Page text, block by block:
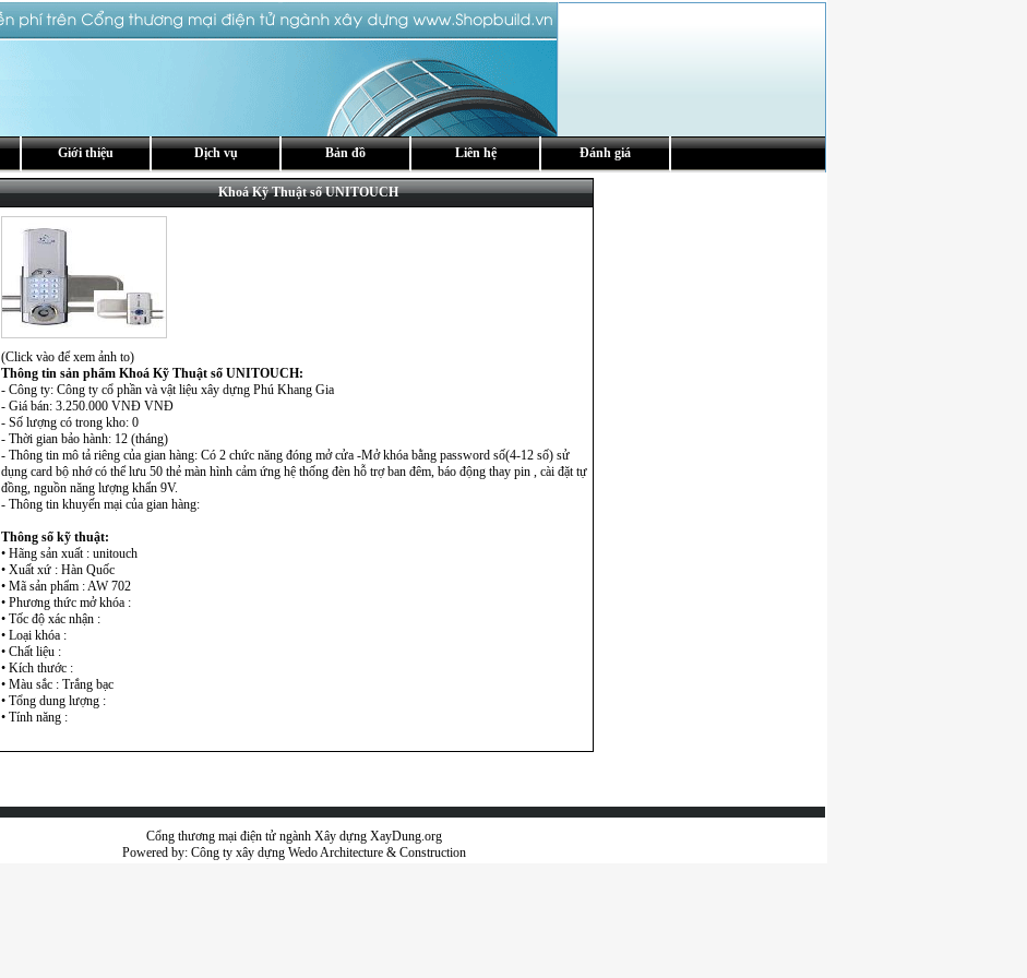
Giới thiệu Dịch vụ Bản đồ Liên hệ Đánh giá
Khoá Kỹ Thuật số UNITOUCH
(Click vào để xem ảnh to)
Thông tin sản phẩm Khoá Kỹ Thuật số UNITOUCH:
- Công ty: Công ty cổ phần và vật liệu xây dựng Phú Khang Gia
- Giá bán: 3.250.000 VNĐ VNĐ
- Số lượng có trong kho: 0
- Thời gian bảo hành: 12 (tháng)
- Thông tin mô tả riêng của gian hàng: Có 2 chức năng đóng mở cửa -Mở khóa bằng password số(4-12 số) sử
dụng card bộ nhớ có thể lưu 50 thẻ màn hình cảm ứng hệ thống đèn hỗ trợ ban đêm, báo động thay pin , cài đặt tự
đồng, nguồn năng lượng khẩn 9V.
- Thông tin khuyến mại của gian hàng:
Thông số kỹ thuật:
• Hãng sản xuất : unitouch
• Xuất xứ : Hàn Quốc
• Mã sản phẩm : AW 702
• Phương thức mở khóa :
• Tốc độ xác nhận :
• Loại khóa :
• Chất liệu :
• Kích thước :
• Màu sắc : Trắng bạc
• Tổng dung lượng :
• Tính năng :
Cổng thương mại điện tử ngành Xây dựng XayDung.org
Powered by: Công ty xây dựngWedo Architecture & Construction